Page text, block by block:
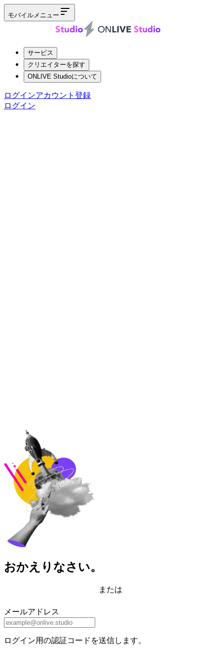
モバイルメニュー
サービス
クリエイターを探す
ONLIVE Studioについて
ログインアカウント登録
ログイン
おかえりなさい。
または
メールアドレス
ログイン用の認証コードを送信します。